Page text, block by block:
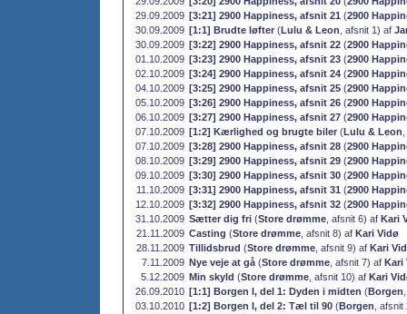
29.09.2009 [3:21] 2900 Happiness, afsnit 21 (2900
30.09.2009 [1:1] Brudte løfter (Lulu & Leon , afsnit 1) af
30.09.2009 [3:22] 2900 Happiness, afsnit 22 (2900
01.10.2009 [3:23] 2900 Happiness, afsnit 23 (2900
02.10.2009 [3:24] 2900 Happiness, afsnit 24 (2900
04.10.2009 [3:25] 2900 Happiness, afsnit 25 (2900
05.10.2009 [3:26] 2900 Happiness, afsnit 26 (2900
06.10.2009 [3:27] 2900 Happiness, afsnit 27 (2900
07.10.2009 [1:2] Kærlighed og brugte biler (Lulu & Leon
07.10.2009 [3:28] 2900 Happiness, afsnit 28 (2900
08.10.2009 [3:29] 2900 Happiness, afsnit 29 (2900
09.10.2009 [3:30] 2900 Happiness, afsnit 30 (2900
11.10.2009 [3:31] 2900 Happiness, afsnit 31 (2900
12.10.2009 [3:32] 2900 Happiness, afsnit 32 (2900
31.10.2009 Sætter dig fri (Store drømme , afsnit 6) af Kari
21.11.2009 Casting (Store drømme , afsnit 8) af Kari Vidø
28.11.2009 Tillidsbrud (Store drømme , afsnit 9) af Kari
7.11.2009 Nye veje at gå (Store drømme , afsnit 7) af Kari
5.12.2009 Min skyld (Store drømme , afsnit 10) af Kari
26.09.2010 [1:1] Borgen I, del 1: Dyden i midten (Borgen
03.10.2010 [1:2] Borgen I, del 2: Tæl til 90 (Borgen ,